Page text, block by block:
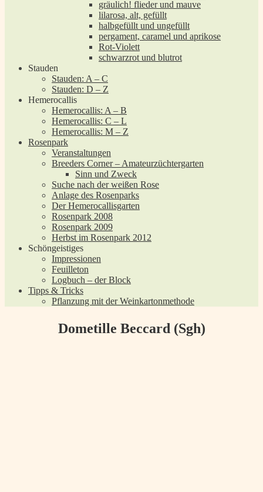
gräulich! flieder und mauve
lilarosa, alt, gefüllt
halbgefüllt und ungefüllt
pergament, caramel und aprikose
Rot-Violett
schwarzrot und blutrot
Stauden
Stauden: A – C
Stauden: D – Z
Hemerocallis
Hemerocallis: A – B
Hemerocallis: C – L
Hemerocallis: M – Z
Rosenpark
Veranstaltungen
Breeders Corner – Amateurzüchtergarten
Sinn und Zweck
Suche nach der weißen Rose
Anlage des Rosenparks
Der Hemerocallisgarten
Rosenpark 2008
Rosenpark 2009
Herbst im Rosenpark 2012
Schöngeistiges
Impressionen
Feuilleton
Logbuch – der Block
Tipps & Tricks
Pflanzung mit der Weinkartonmethode
Dometille Beccard (Sgh)